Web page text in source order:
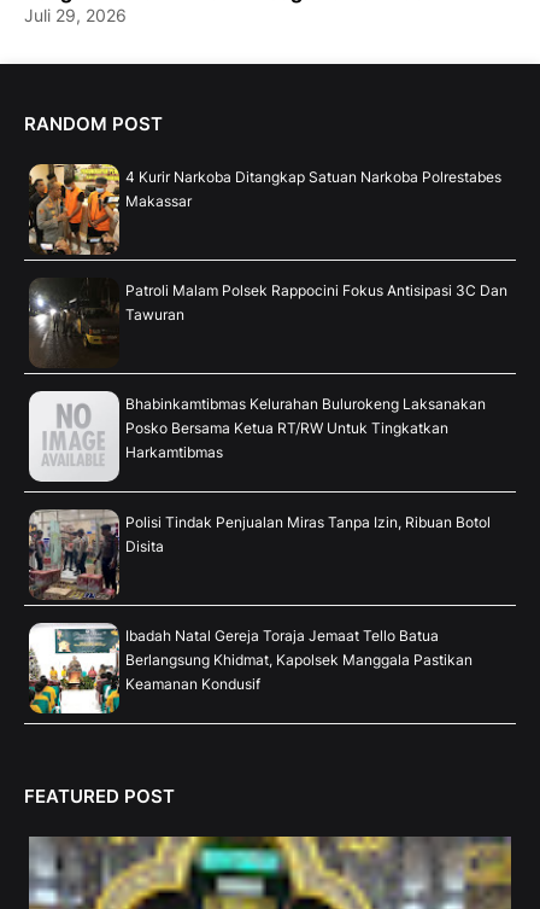
Juli 29, 2026
RANDOM POST
4 Kurir Narkoba Ditangkap Satuan Narkoba Polrestabes
Makassar
Patroli Malam Polsek Rappocini Fokus Antisipasi 3C Dan
Tawuran
Bhabinkamtibmas Kelurahan Bulurokeng Laksanakan
Posko Bersama Ketua RT/RW Untuk Tingkatkan
Harkamtibmas
Polisi Tindak Penjualan Miras Tanpa Izin, Ribuan Botol
Disita
Ibadah Natal Gereja Toraja Jemaat Tello Batua
Berlangsung Khidmat, Kapolsek Manggala Pastikan
Keamanan Kondusif
FEATURED POST